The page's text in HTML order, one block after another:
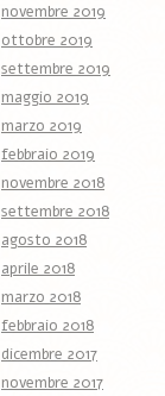
novembre 2019
ottobre 2019
settembre 2019
maggio 2019
marzo 2019
febbraio 2019
novembre 2018
settembre 2018
agosto 2018
aprile 2018
marzo 2018
febbraio 2018
dicembre 2017
novembre 2017